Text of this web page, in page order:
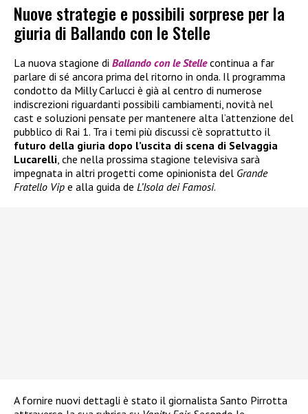
Nuove strategie e possibili sorprese per la
giuria di Ballando con le Stelle
La nuova stagione di Ballando con le Stellecontinua a far
parlare di sé ancora prima del ritorno in onda. Il programma
condotto da Milly Carlucci è già al centro di numerose
indiscrezioni riguardanti possibili cambiamenti, novità nel
cast e soluzioni pensate per mantenere alta l’attenzione del
pubblico di Rai 1. Tra i temi più discussi c’è soprattutto il
futuro della giuria dopo l’uscita di scena di Selvaggia
Lucarelli, che nella prossima stagione televisiva sarà
impegnata in altri progetti come opinionista del Grande
Fratello Vip e alla guida de L’Isola dei Famosi.
A fornire nuovi dettagli è stato il giornalista Santo Pirrotta